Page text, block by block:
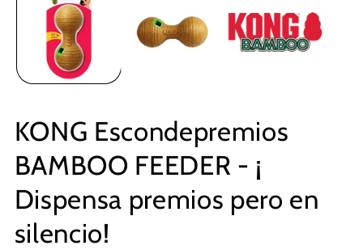
KONG Escondepremios
BAMBOO FEEDER - ¡
Dispensa premios pero en
silencio!